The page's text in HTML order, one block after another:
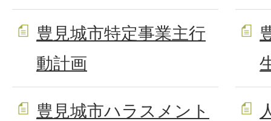
豊見城市特定事業主行
動計画
豊見城市ハラスメント